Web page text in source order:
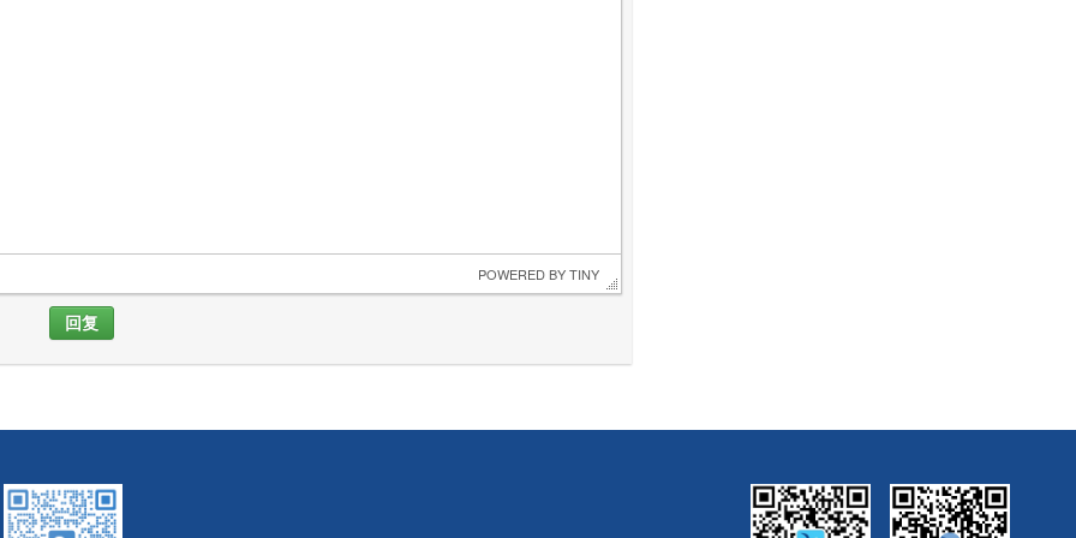
POWERED BY TINY
回复